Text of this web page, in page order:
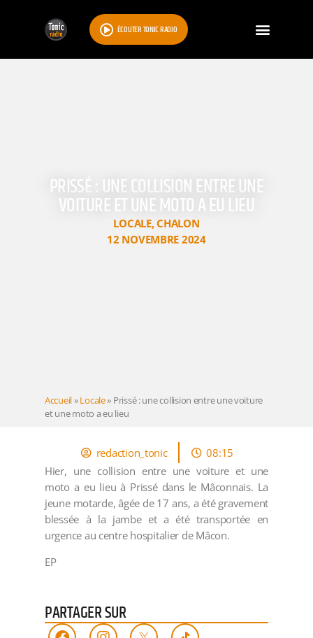
ÉCOUTER TONIC RADIO
PRISSÉ : UNE COLLISION ENTRE UNE
VOITURE ET UNE MOTO A EU LIEU
LOCALE,CHALON
12 NOVEMBRE 2024
Accueil»Locale» Prissé : une collision entre une voiture
et une moto a eu lieu
redaction_tonic
08:15
Hier, une collision entre une voiture et une
moto a eu lieu à Prissé dans le Mâconnais. La
jeune motarde, âgée de 17 ans, a été gravement
blessée à la jambe et a été transportée en
urgence au centre hospitalier de Mâcon.
EP
PARTAGER SUR